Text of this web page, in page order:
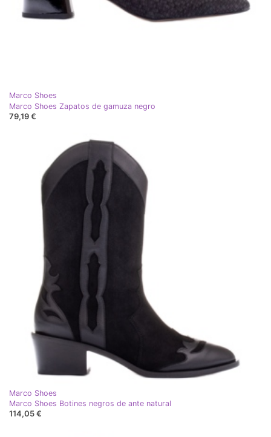
Marco Shoes
Marco Shoes Zapatos de gamuza negro
79,19 €
Marco Shoes
Marco Shoes Botines negros de ante natural
114,05 €